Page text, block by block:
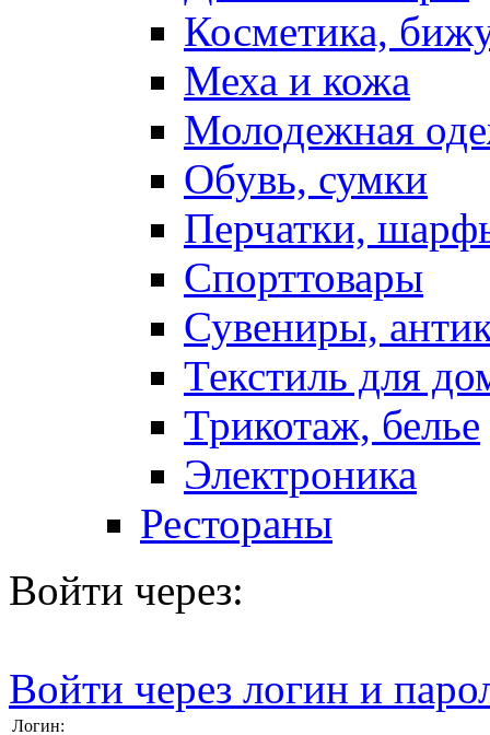
Косметика,
Меха и кожа
Молодежная
Обувь, сумки
Перчатки,
Спорттовары
Сувениры,
Текстиль для
Трикотаж, белье
Электроника
Рестораны
Войти через:
Войти через логин и
Логин: